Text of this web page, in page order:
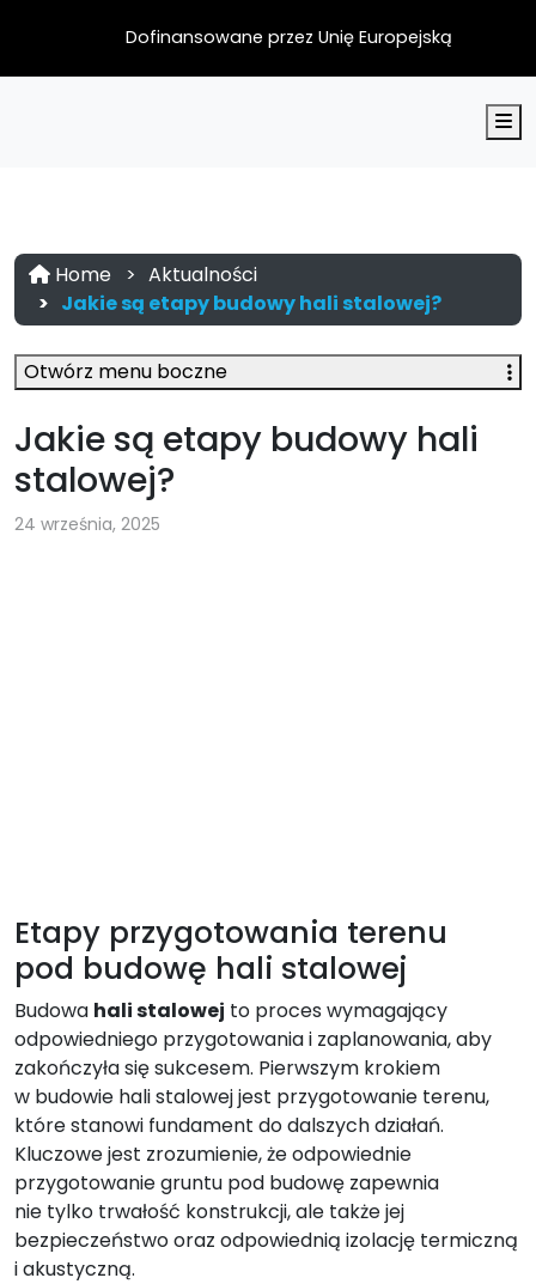
Dofinansowane przez Unię Europejską
Home
Aktualności
Jakie są etapy budowy hali stalowej?
Jakie są etapy budowy hali
stalowej?
24 września, 2025
Etapy przygotowania terenu
pod budowę hali stalowej
Budowa hali stalowej to proces wymagający
odpowiedniego przygotowania i zaplanowania, aby
zakończyła się sukcesem. Pierwszym krokiem
w budowie hali stalowej jest przygotowanie terenu,
które stanowi fundament do dalszych działań.
Kluczowe jest zrozumienie, że odpowiednie
przygotowanie gruntu pod budowę zapewnia
nie tylko trwałość konstrukcji, ale także jej
bezpieczeństwo oraz odpowiednią izolację termiczną
i akustyczną.
Otwórz menu boczne